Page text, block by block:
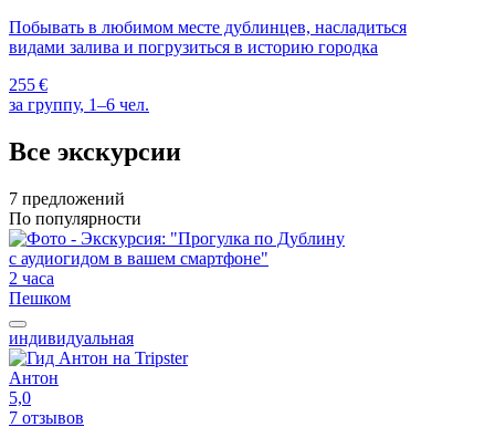
Побывать в любимом месте дублинцев, насладиться
видами залива и погрузиться в историю городка
255 €
за группу, 1–6 чел.
Все экскурсии
7 предложений
По популярности
2 часа
Пешком
индивидуальная
Антон
5,0
7 отзывов